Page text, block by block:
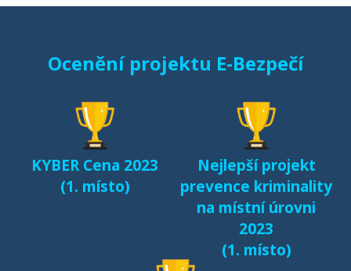
Sexting a rizikové
dětí v kyberprostoru
Fenomén Minecraft v
českém prostředí
Další výsledky jsou k
Ocenění projektu E-Bezpečí
KYBER Cena 2023
(1. místo)
Nejlepší projekt
prevence kriminality
na místní úrovni
2023
(1. místo)